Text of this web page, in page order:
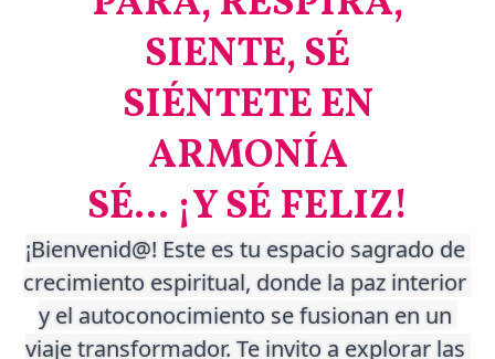
SIENTE, SÉ
SIÉNTETE EN
ARMONÍA
SÉ... ¡Y SÉ FELIZ!
¡Bienvenid@! Este es tu espacio sagrado de
crecimiento espiritual, donde la paz interior
y el autoconocimiento se fusionan en un
viaje transformador. Te invito a explorar las